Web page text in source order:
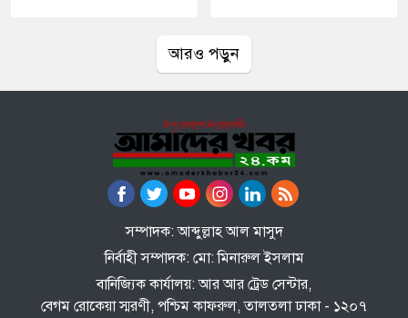
আরও পড়ুন
সম্পাদক: আব্দুল্লাহ আল মাসুদ
নির্বাহী সম্পাদক: মো: মিনারুল ইসলাম
বানিজ্যিক কার্যালয়: আর আর ট্রেড সেন্টার,
বেগম রোকেয়া স্মরণী, পশ্চিম কাফরুল, তালতলা ঢাকা - ১২০৭